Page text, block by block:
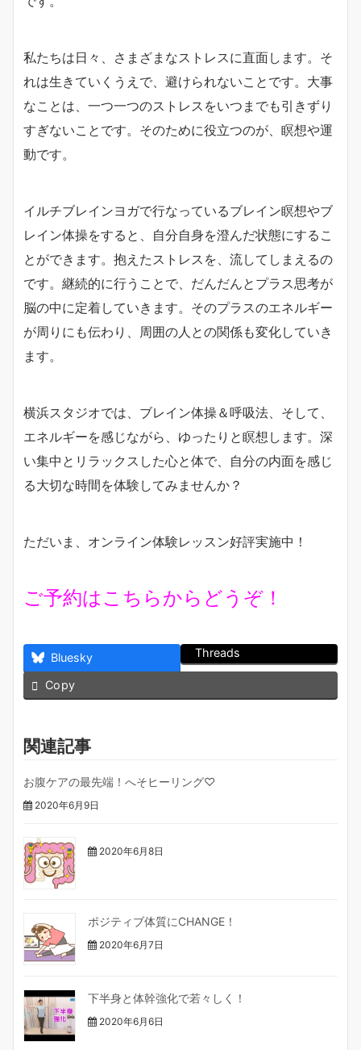
私たちは日々、さまざまなストレスに直面します。そ
れは生きていくうえで、避けられないことです。大事
なことは、一つ一つのストレスをいつまでも引きずり
すぎないことです。そのために役立つのが、瞑想や運
動です。
イルチブレインヨガで行なっているブレイン瞑想やブ
レイン体操をすると、自分自身を澄んだ状態にするこ
とができます。抱えたストレスを、流してしまえるの
です。継続的に行うことで、だんだんとプラス思考が
脳の中に定着していきます。そのプラスのエネルギー
が周りにも伝わり、周囲の人との関係も変化していき
ます。
横浜スタジオでは、ブレイン体操＆呼吸法、そして、
エネルギーを感じながら、ゆったりと瞑想します。深
い集中とリラックスした心と体で、自分の内面を感じ
る大切な時間を体験してみませんか？
ただいま、オンライン体験レッスン好評実施中！
ご予約はこちらからどうぞ！
Bluesky Threads
Copy
関連記事
お腹ケアの最先端！へそヒーリング♡
2020年6月9日
2020年6月8日
ポジティブ体質にCHANGE！
2020年6月7日
下半身と体幹強化で若々しく！
2020年6月6日